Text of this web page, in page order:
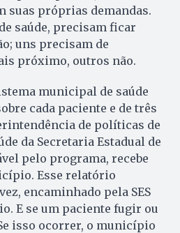
suas próprias demandas.
saúde, precisam ficar
uns precisam de
próximo, outros não.
municipal de saúde
cada paciente e de três
de políticas de
da Secretaria Estadual de
pelo programa, recebe
Esse relatório
encaminhado pela SES
E se um paciente fugir ou
isso ocorrer, o município